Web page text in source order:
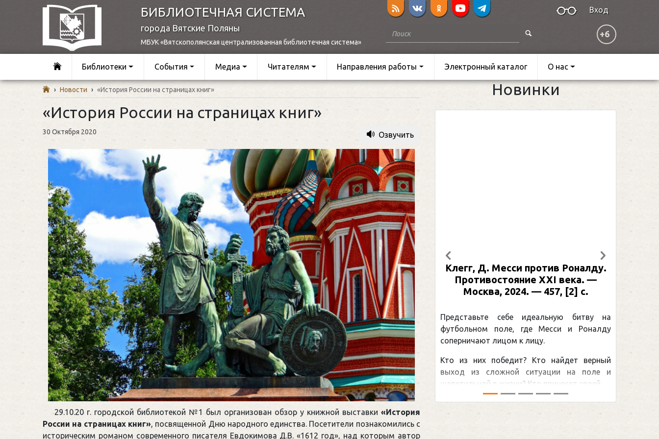
БИБЛИОТЕЧНАЯ СИСТЕМА
города Вятские Поляны
МБУК «Вятскополянская централизованная библиотечная система»
Вход
+6
Библиотеки События Медиа Читателям Направления работы Электронный каталог О нас
› Новости › «История России на страницах книг»
«История России на страницах книг»
30 Октября 2020 Озвучить
29.10.20 г. городской библиотекой №1 был организован обзор у книжной выставки«История
России на страницах книг», посвященной Дню народного единства. Посетители познакомились с
историческим романом современного писателя Евдокимова Д.В. «1612 год», над которым автор
Новинки
Клегг, Д. Месси против Роналду.
Противостояние XXI века. —
Москва, 2024. — 457, [2] с.
Представьте себе идеальную битву на
футбольном поле, где Месси и Роналду
соперничают лицом к лицу.
Кто из них победит? Кто найдет верный
выход из сложной ситуации на поле и
щепетильной в жизни? Кто принесет своей ...
Предыдущий Следующий